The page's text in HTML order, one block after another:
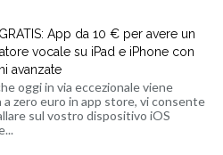
App da 10 € per avere un
vocale su iPad e iPhone con
avanzate
oggi in via eccezionale viene
zero euro in app store, vi consente
sul vostro dispositivo iOS